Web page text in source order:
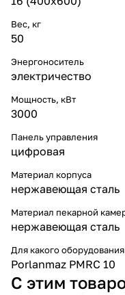
Вес, кг
50
Энергоноситель
электричество
Мощность, кВт
3000
Панель управления
цифровая
Материал корпуса
нержавеющая сталь
Материал пекарной
нержавеющая сталь
Для какого оборудования
Porlanmaz PMRC 10
С этим